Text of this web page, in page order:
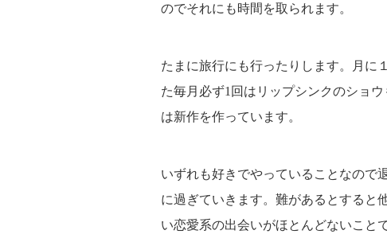
のでそれにも時間を取られます。
たまに旅行にも行ったりします。月に
た毎月必ず1回はリップシンクのショ
は新作を作っています。
いずれも好きでやっていることなので
に過ぎていきます。難があるとすると
い恋愛系の出会いがほとんどないことで